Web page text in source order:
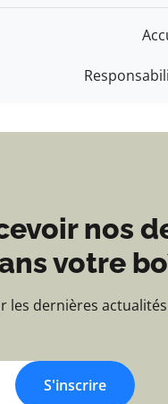
-
nos
votre
les dernières
S'inscrire